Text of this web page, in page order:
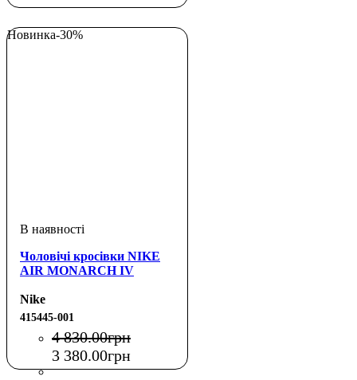
Новинка-30%
Чоловічі кросівки NIKE
AIR MONARCH IV
Nike
415445-001
4 830.00грн
3 380.00грн